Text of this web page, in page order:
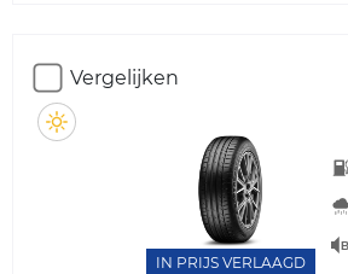
Vergelijken
IN PRIJS VERLAAGD